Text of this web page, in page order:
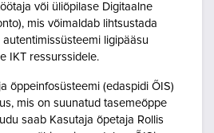
või üliõpilase Digitaalne
mis võimaldab lihtsustada
ligipääsu
IKT ressurssidele.
õppeinfosüsteemi (edaspidi ÕIS)
mis on suunatud tasemeõppe
saab Kasutaja õpetaja Rollis